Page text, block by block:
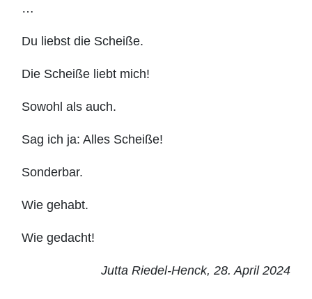
…
Du liebst die Scheiße.
Die Scheiße liebt mich!
Sowohl als auch.
Sag ich ja: Alles Scheiße!
Sonderbar.
Wie gehabt.
Wie gedacht!
Jutta Riedel-Henck, 28. April 2024